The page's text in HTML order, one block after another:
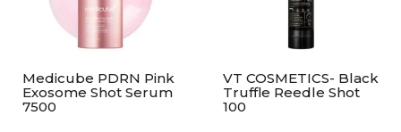
Medicube PDRN Pink
Exosome Shot Serum
7500
VT COSMETICS- Black
Truffle Reedle Shot
100